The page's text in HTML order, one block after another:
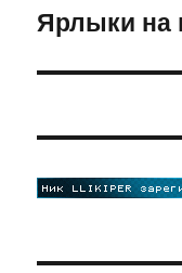
Следующая
Ярлыки на